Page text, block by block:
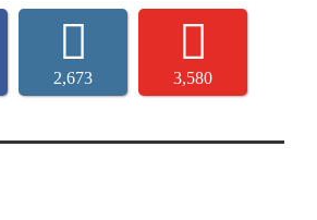
2,673 3,580